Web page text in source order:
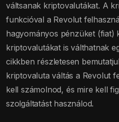
váltsanak kriptovalutákat. A
funkcióval a Revolut
hagyományos pénzüket (fiat)
kriptovalutákat is válthatnak
cikkben részletesen
kriptovaluta váltás a Revolut
kell számolnod, és mire kell
szolgáltatást használod.